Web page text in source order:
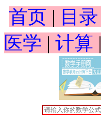
首页 | 目录
医学 | 计算 |